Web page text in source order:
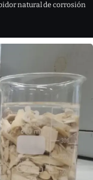
natural de corrosión